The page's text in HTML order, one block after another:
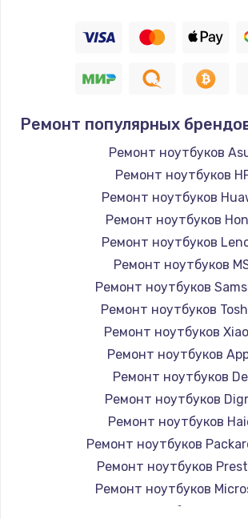
Ремонт популярных
Ремонт ноутбуков
Ремонт ноутбуков
Ремонт ноутбуков
Ремонт ноутбуков
Ремонт ноутбуков
Ремонт ноутбуков
Ремонт ноутбуков
Ремонт ноутбуков
Ремонт ноутбуков
Ремонт ноутбуков
Ремонт ноутбуков
Ремонт ноутбуков
Ремонт ноутбуков
Ремонт ноутбуков
Ремонт ноутбуков
Ремонт ноутбуков
Ремонт ноутбуков